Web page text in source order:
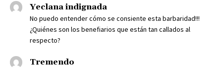
Yeclana indignada
No puedo entender cómo se consiente esta barbaridad!!!
¿Quiénes son los benefiarios que están tan callados al
respecto?
Tremendo